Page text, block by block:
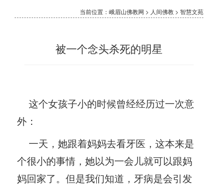
当前位置：峨眉山佛教网 > 人间佛教 > 智慧文苑
被一个念头杀死的明星
这个女孩子小的时候曾经经历过一次意
外：
一天，她跟着妈妈去看牙医，这本来是
个很小的事情，她以为一会儿就可以跟妈
妈回家了。但是我们知道，牙病是会引发